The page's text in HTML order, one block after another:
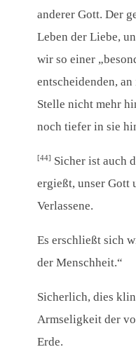
anderer Gott. Der
Leben der Liebe,
wir so einer
entscheidenden,
Stelle nicht mehr
noch tiefer in sie
[44] Sicher ist auch
ergießt, unser Gott
Verlassene.
Es erschließt sich
der Menschheit.“
Sicherlich, dies
Armseligkeit der
Erde.